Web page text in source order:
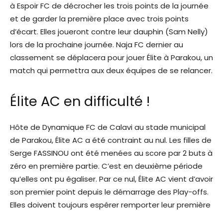
à Espoir FC de décrocher les trois points de la journée
et de garder la première place avec trois points
d’écart. Elles joueront contre leur dauphin (Sam Nelly)
lors de la prochaine journée. Naja FC dernier au
classement se déplacera pour jouer Élite à Parakou, un
match qui permettra aux deux équipes de se relancer.
Élite AC en difficulté !
Hôte de Dynamique FC de Calavi au stade municipal
de Parakou, Élite AC a été contraint au nul. Les filles de
Serge FASSINOU ont été menées au score par 2 buts à
zéro en première partie. C’est en deuxième période
qu’elles ont pu égaliser. Par ce nul, Élite AC vient d’avoir
son premier point depuis le démarrage des Play-offs.
Elles doivent toujours espérer remporter leur première